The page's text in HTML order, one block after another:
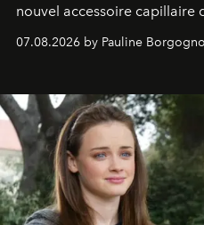
nouvel accessoire capillaire
s'arrachent déjà.
07.08.2026 by Pauline Borgogno